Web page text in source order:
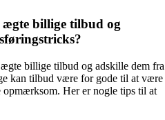
billige tilbud og
billige tilbud og adskille dem fra
kan tilbud være for gode til at være
opmærksom. Her er nogle tips til at